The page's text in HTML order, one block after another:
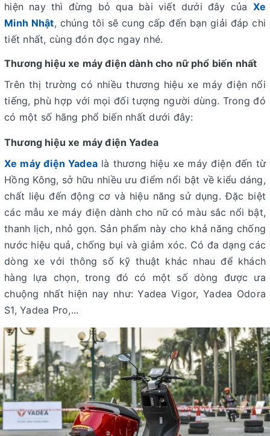
hiện nay thì đừng bỏ qua bài viết dưới đây của Xe
Minh Nhật, chúng tôi sẽ cung cấp đến bạn giải đáp chi
tiết nhất, cùng đón đọc ngay nhé.
Thương hiệu xe máy điện dành cho nữ phổ biến nhất
Trên thị trường có nhiều thương hiệu xe máy điện nổi
tiếng, phù hợp với mọi đối tượng người dùng. Trong đó
có một số hãng phổ biến nhất dưới đây:
Thương hiệu xe máy điện Yadea
Xe máy điện Yadea là thương hiệu xe máy điện đến từ
Hồng Kông, sở hữu nhiều ưu điểm nổi bật về kiểu dáng,
chất liệu đến động cơ và hiệu năng sử dụng. Đặc biệt
các mẫu xe máy điện dành cho nữ có màu sắc nổi bật,
thanh lịch, nhỏ gọn. Sản phẩm này cho khả năng chống
nước hiệu quả, chống bụi và giảm xóc. Có đa dạng các
dòng xe với thông số kỹ thuật khác nhau để khách
hàng lựa chọn, trong đó có một số dòng được ưa
chuộng nhất hiện nay như: Yadea Vigor, Yadea Odora
S1, Yadea Pro,...